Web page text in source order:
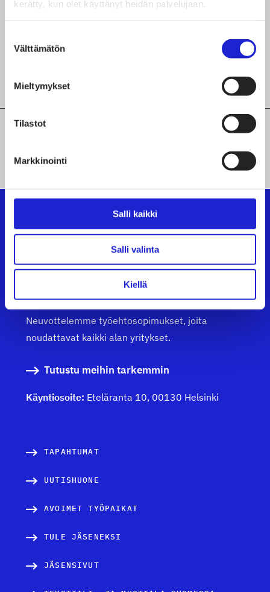
kerätty, kun olet käyttänyt heidän palvelujaan.
valinta
Välttämätön
Mieltymykset
Tilastot
Markkinointi
Salli kaikki
Salli valinta
Kiellä
Tammerkosken Teollisuus Oy
Suomen Tekstiili & Muoti ry
Suomen Tekstiili & Muoti ry on tekstiili-, vaate- ja
muotialan yritysten etujärjestö, joka tarjoaa
asiantuntijapalveluita, koulutusta ja tapahtumia.
Neuvottelemme työehtosopimukset, joita
noudattavat kaikki alan yritykset.
Tutustu meihin tarkemmin
Käyntiosoite: Eteläranta 10, 00130 Helsinki
TAPAHTUMAT
UUTISHUONE
AVOIMET TYÖPAIKAT
TULE JÄSENEKSI
JÄSENSIVUT